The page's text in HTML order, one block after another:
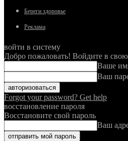
Береги здоровье
Реклама
войти в систему
Добро пожаловать! Войдите в
Ваше
Ваш
Forgot your password? Get help
восстановление пароля
Восстановите свой пароль
Ваш